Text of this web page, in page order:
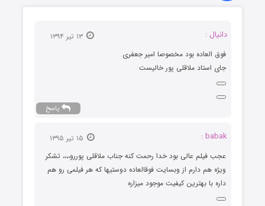
دانیال :
۱۳ تیر ۱۳۹۴
فوق العاده بود مخصوصا امیر جعفری
جای استاد ملاقلی پور خالیست
پاسخ
babak :
عجب فیلم عالی بود خدا رحمت کنه جناب ملاقلی پوررو،،،، تشکر
ویژه هم دارم از وبسایت فوقالعاده دوستیها که هر فیلمی رو هم
داره با بهترین کیفیت موجود میزاره